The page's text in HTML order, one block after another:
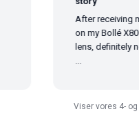
After receiving
on my Bollé
lens, definitely
Viser vores 4-